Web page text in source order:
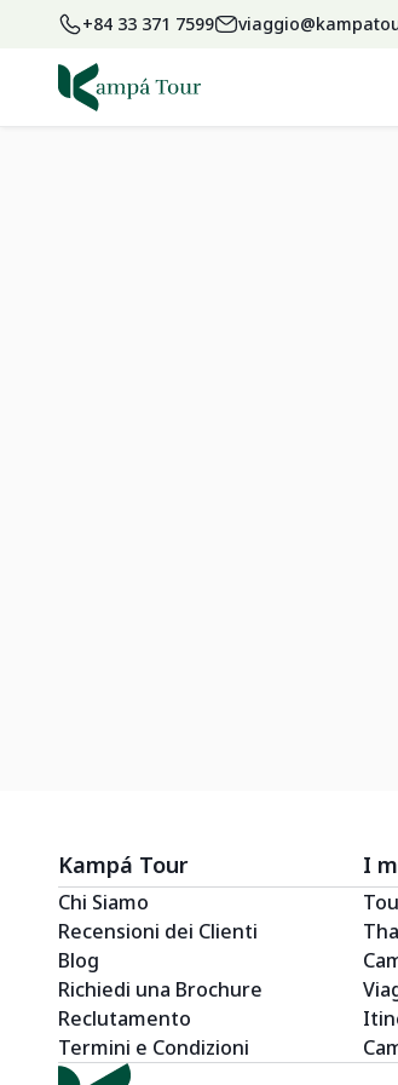
+84 33 371 7599
Kampá Tour
Chi Siamo
Recensioni dei Clienti
Blog
Richiedi una Brochure
Reclutamento
Termini e Condizioni
I